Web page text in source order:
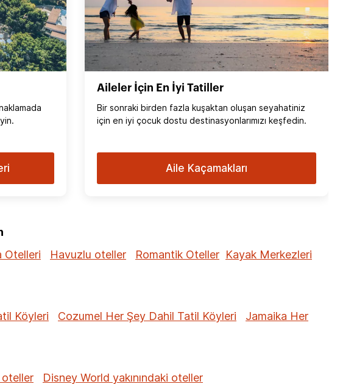
Aileler İçin En İyi Tatiller
Bir sonraki birden fazla kuşaktan oluşan seyahatiniz
için en iyi çocuk dostu destinasyonlarımızı keşfedin.
Aile Kaçamakları
Otelleri Havuzlu oteller Romantik Oteller Kayak Merkezleri
Köyleri Cozumel Her Şey Dahil Tatil Köyleri
Jamaika Her
oteller Disney World yakınındaki oteller